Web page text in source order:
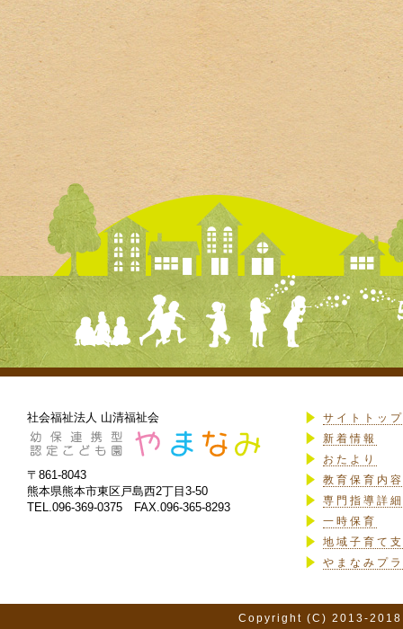
社会福祉法人 山清福祉会
〒861-8043
熊本県熊本市東区戸島西2丁目3-50
TEL.096-369-0375 FAX.096-365-8293
サイトトップ
新着情報
おたより
教育保育内
専門指導詳細
一時保育
地域子育て
やまなみプ
Copyright (C) 2013-